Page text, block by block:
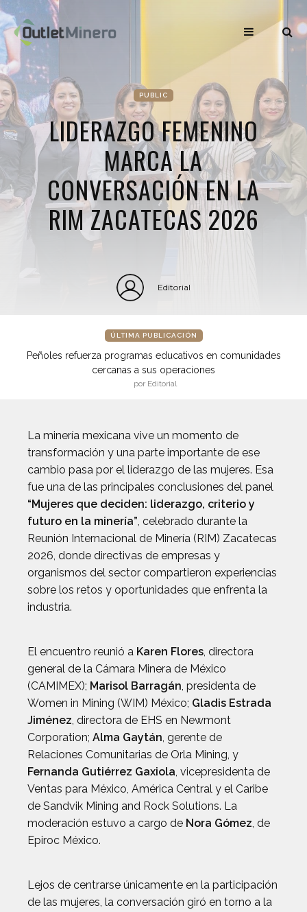
PUBLIC
LIDERAZGO FEMENINO
MARCA LA
CONVERSACIÓN EN LA
RIM ZACATECAS 2026
Editorial
ÚLTIMA PUBLICACIÓN
Peñoles refuerza programas educativos en comunidades
cercanas a sus operaciones
por Editorial
La minería mexicana vive un momento de
transformación y una parte importante de ese
cambio pasa por el liderazgo de las mujeres. Esa
fue una de las principales conclusiones del panel
“Mujeres que deciden: liderazgo, criterio y
futuro en la minería”, celebrado durante la
Reunión Internacional de Minería (RIM) Zacatecas
2026, donde directivas de empresas y
organismos del sector compartieron experiencias
sobre los retos y oportunidades que enfrenta la
industria.
El encuentro reunió a Karen Flores, directora
general de la Cámara Minera de México
(CAMIMEX); Marisol Barragán, presidenta de
Women in Mining (WIM) México; Gladis Estrada
Jiménez, directora de EHS en Newmont
Corporation; Alma Gaytán, gerente de
Relaciones Comunitarias de Orla Mining, y
Fernanda Gutiérrez Gaxiola, vicepresidenta de
Ventas para México, América Central y el Caribe
de Sandvik Mining and Rock Solutions. La
moderación estuvo a cargo de Nora Gómez, de
Epiroc México.
Lejos de centrarse únicamente en la participación
de las mujeres, la conversación giró en torno a la